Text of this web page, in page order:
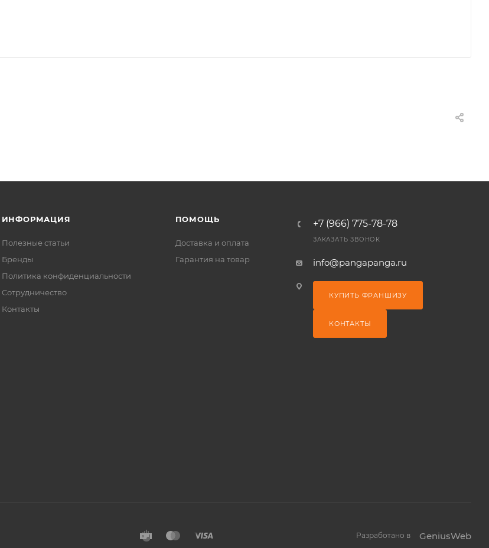
ИНФОРМАЦИЯ
Полезные статьи
Бренды
Политика конфиденциальности
Сотрудничество
Контакты
ПОМОЩЬ
Доставка и оплата
Гарантия на товар
+7 (966) 775-78-78
ЗАКАЗАТЬ ЗВОНОК
info@pangapanga.ru
КУПИТЬ ФРАНШИЗУ
КОНТАКТЫ
Разработано в GeniusWeb